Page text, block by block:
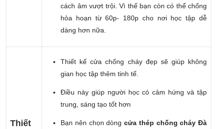
cách âm vượt trội. Vì thế bạn còn có thể chống
hỏa hoạn từ 60p- 180p cho nơi học tập dễ
dàng hơn nữa.
Thiết
Thiết kế cửa chống cháy đẹp sẽ giúp không
gian học tập thêm tinh tế.
Điều này giúp người học có cảm hứng và tập
trung, sáng tạo tốt hơn
Bạn nên chọn dòng cửa thép chống cháy Đà